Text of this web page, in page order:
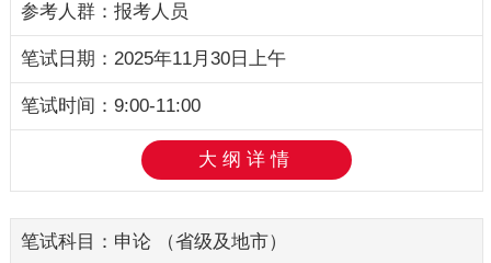
报考人员
2025年11月30日上午
9:00-11:00
大纲详情
申论 （省级及地市）